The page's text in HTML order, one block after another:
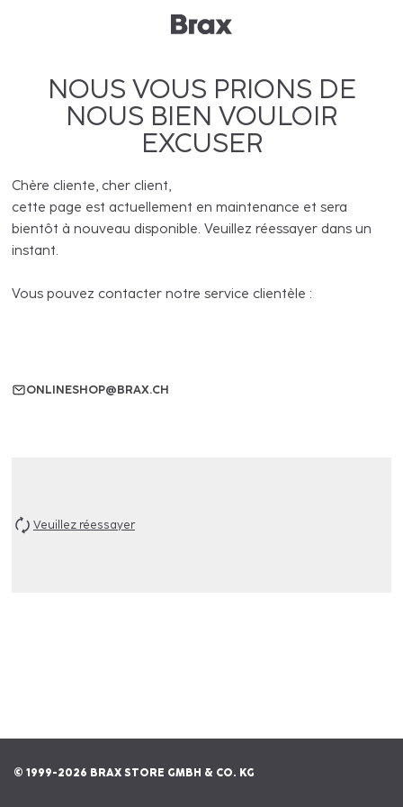
NOUS VOUS PRIONS DE
NOUS BIEN VOULOIR
EXCUSER
Chère cliente, cher client,
cette page est actuellement en maintenance et sera
bientôt à nouveau disponible. Veuillez réessayer dans un
instant.
Vous pouvez contacter notre service clientèle :
ONLINESHOP@BRAX.CH
Veuillez réessayer
© 1999-2026 BRAX STORE GMBH & CO. KG